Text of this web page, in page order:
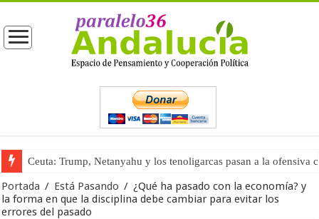
Ceuta: Trump, Netanyahu y los tenoligarcas pasan a la ofensiva
La masificación turística (tercera parte)
Portada / Está Pasando / ¿Qué ha pasado con la economía? y
la forma en que la disciplina debe cambiar para evitar los
errores del pasado